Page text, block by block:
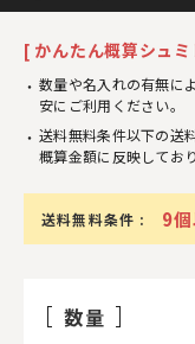
[ かんたん概算シュ
数量や名入れの有無に
安にご利用ください。
送料無料条件以下の送
概算金額に反映してお
送料無料条件 : 9
数量